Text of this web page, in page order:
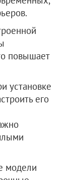
повышает
установке
его
модели